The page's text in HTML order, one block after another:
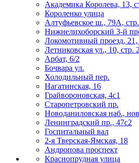
Академика Королева, 13,
Короленко улица
Алтуфьевское ш., 79А,
Нижнелихоборский 3-й
Локомотивный проезд, 21,
Летниковская ул., 10, стр. 2
Арбат, 6/2
Бочвара ул.
Холодильный пер.
Нагатинская, 16
Грайвороновская, 4с1
Старопетровский пр.
Новоданиловская наб.,
Ленинградский пр., 47с2
Госпитальный вал
2-я Тверская-Ямская, 18
Андропова проспект
Краснопрудная улица